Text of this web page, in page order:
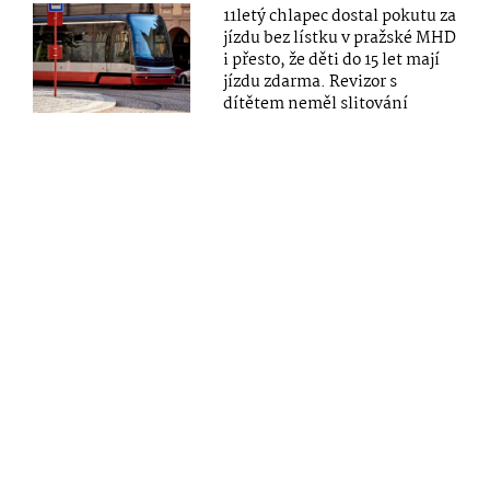
11letý chlapec dostal pokutu za
jízdu bez lístku v pražské MHD
i přesto, že děti do 15 let mají
jízdu zdarma. Revizor s
dítětem neměl slitování